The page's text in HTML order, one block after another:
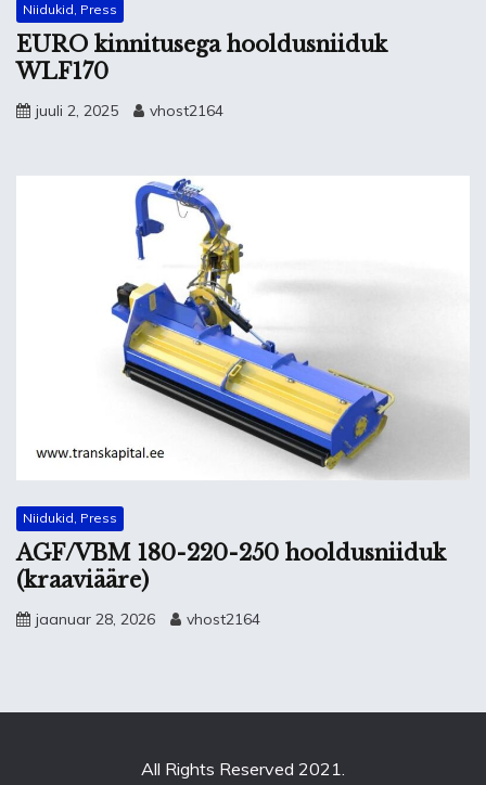
Niidukid, Press
EURO kinnitusega hooldusniiduk
WLF170
juuli 2, 2025 vhost2164
Niidukid, Press
AGF/VBM 180-220-250 hooldusniiduk
(kraaviääre)
jaanuar 28, 2026 vhost2164
All Rights Reserved 2021.